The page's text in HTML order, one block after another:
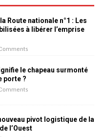
Route nationale n°1 : Les
à libérer l’emprise
le chapeau surmonté
porte ?
pivot logistique de la
l’Ouest